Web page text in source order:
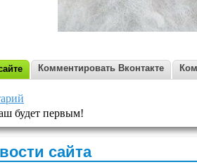
Комментировать Вконтакте
будет первым!
сайта